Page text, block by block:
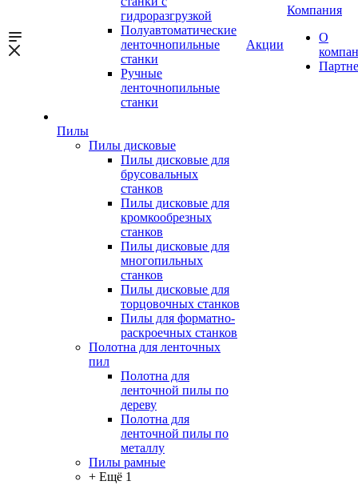
гидроразгрузкой
Полуавтоматические
ленточнопильные
станки
Ручные
ленточнопильные
станки
Пилы
Пилы дисковые
Пилы дисковые для
брусовальных
станков
Пилы дисковые для
кромкообрезных
станков
Пилы дисковые для
многопильных
станков
Пилы дисковые для
торцовочных станков
Пилы для форматно-
раскроечных станков
Полотна для ленточных
пил
Полотна для
ленточной пилы по
дереву
Полотна для
ленточной пилы по
металлу
Пилы рамные
+ Ещё 1
Акции
Компания
О